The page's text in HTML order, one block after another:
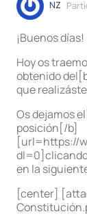
NZ
¡Buenos días!
Hoy os
obtenido
que
Os dejamos
posición[/b]
[url=https://
en la
[center]